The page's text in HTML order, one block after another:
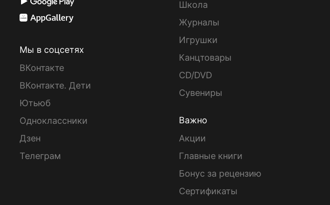
Мы в соцсетях
ВКонтакте
ВКонтакте. Дети
Ютьюб
Одноклассники
Дзен
Телеграм
Школа
Журналы
Игрушки
Канцтовары
CD/DVD
Сувениры
Важно
Акции
Главные книги
Бонус за рецензию
Сертификаты